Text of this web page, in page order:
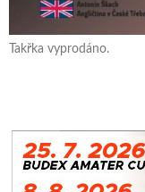
Takřka vyprodáno.